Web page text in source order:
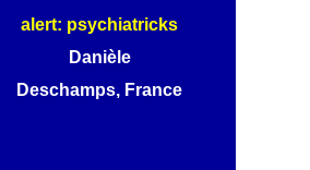
alert: psychiatricks
Danièle
Deschamps, France